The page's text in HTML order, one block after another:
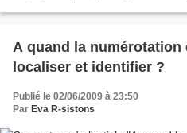
A quand la numérotation
localiser et identifier ?
Publié le 02/06/2009 à 23:50
Par Eva R-sistons